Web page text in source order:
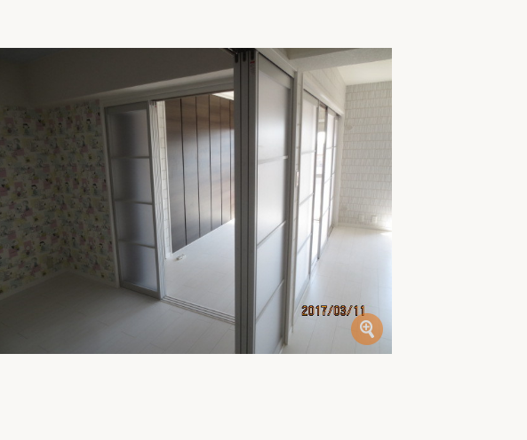
リフォームアクセル